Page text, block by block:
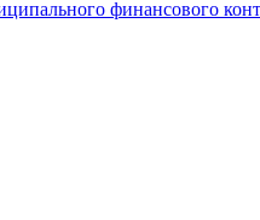
финансового